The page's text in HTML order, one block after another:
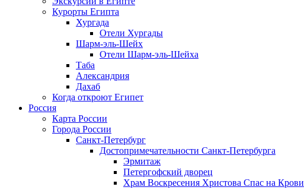
Курорты Египта
Хургада
Отели Хургады
Шарм-эль-Шейх
Отели Шарм-эль-Шейха
Таба
Александрия
Дахаб
Когда откроют Египет
Россия
Карта России
Города России
Санкт-Петербург
Достопримечательности Санкт-Петербурга
Эрмитаж
Петергофский дворец
Храм Воскресения Христова Спас на Крови